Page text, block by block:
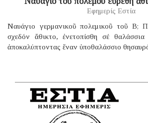
Εφημερίς Εστία
Ναυάγιο γερμανικοῦ πολεμικοῦ τοῦ B;
σχεδόν ἄθικτο, ἐνετοπίσθη σέ
ἀποκαλύπτοντας ἕναν ὑποθαλάσσιο